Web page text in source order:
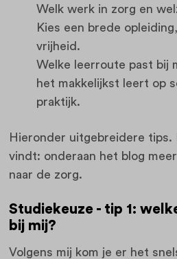
Welk werk in zorg en
Kies een brede
vrijheid.
Welke leerroute past bij
het makkelijkst leert op
praktijk.
Hieronder uitgebreidere tips.
vindt: onderaan het blog
naar de zorg.
Studiekeuze - tip 1:
bij mij?
Volgens mij kom je er het